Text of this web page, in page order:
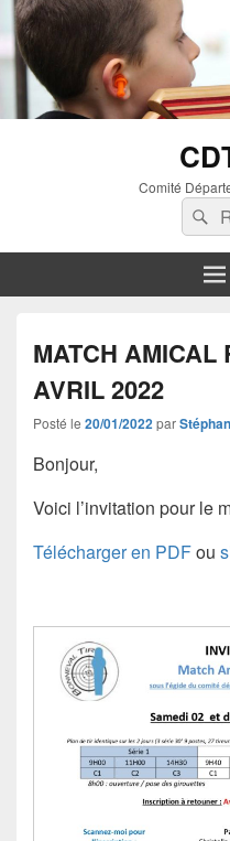
Comité
MATCH AMICAL
AVRIL 2022
Posté le 20/01/2022par
Bonjour,
Voici l’invitation pour le
Télécharger en PDFou